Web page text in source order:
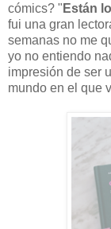
cómics? " Están
fui una gran
semanas no me
yo no entiendo
impresión de ser
mundo en el que